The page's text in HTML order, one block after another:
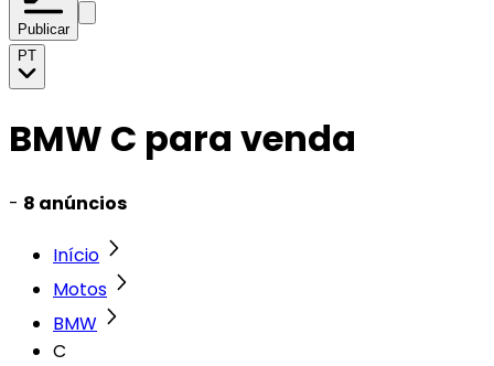
Publicar
PT
BMW C para venda
- 8 anúncios
Início
Motos
BMW
C